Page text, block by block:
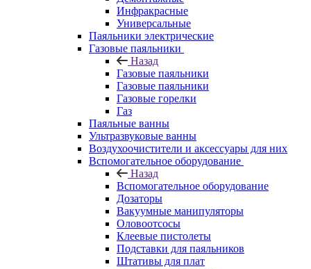
Инфракрасные
Универсальные
Паяльники электрические
Газовые паяльники
Назад
Газовые паяльники
Газовые паяльники
Газовые горелки
Газ
Паяльные ванны
Ультразвуковые ванны
Воздухоочистители и аксессуары для них
Вспомогательное оборудование
Назад
Вспомогательное оборудование
Дозаторы
Вакуумные манипуляторы
Оловоотсосы
Клеевые пистолеты
Подставки для паяльников
Штативы для плат